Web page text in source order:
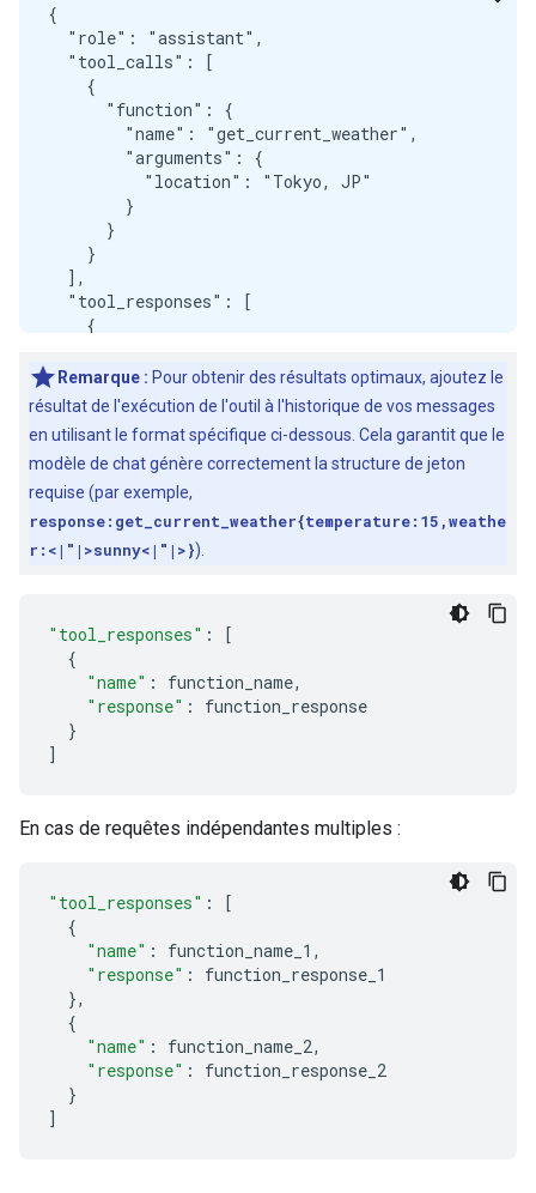
{
  "role": "assistant",
  "tool_calls": [
    {
      "function": {
        "name": "get_current_weather",
        "arguments": {
          "location": "Tokyo, JP"
        }
      }
    }
  ],
  "tool_responses": [
    {
      "response": {
        "temperature": 15,
      }
    }
  ]
Remarque : Pour obtenir des résultats optimaux, ajoutez le
résultat de l'exécution de l'outil à l'historique de vos messages
en utilisant le format spécifique ci-dessous. Cela garantit que le
modèle de chat génère correctement la structure de jeton
requise (par exemple,
response:get_current_weather{temperature:15,weathe
r:<|"|>sunny<|"|>}).
"tool_responses" :
[
{
"name" : function_name,
"response" :
function_response
}
]
En cas de requêtes indépendantes multiples :
"tool_responses" :
[
{
"name" : function_name_1 ,
"response" :
function_response_1
},
{
"name" : function_name_2,
"response" :
function_response_2
}
]